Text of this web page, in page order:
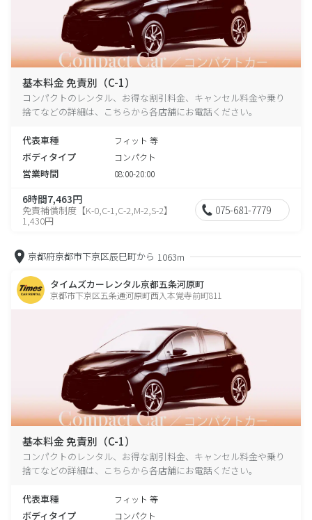
基本料金 免責別（C-1）
コンパクトのレンタル、お得な割引料金、キャンセル料金や乗り
捨てなどの詳細は、こちらから各店舗にお電話ください。
代表車種 フィット 等
ボディタイプ コンパクト
営業時間 08:00-20:00
6時間7,463円
免責補償制度【K-0,C-1,C-2,M-2,S-2】
1,430円
075-681-7779
京都府京都市下京区辰巳町から 1063m
タイムズカーレンタル京都五条河原町
京都市下京区五条通河原町西入本覚寺前町811
基本料金 免責別（C-1）
コンパクトのレンタル、お得な割引料金、キャンセル料金や乗り
捨てなどの詳細は、こちらから各店舗にお電話ください。
代表車種 フィット 等
ボディタイプ コンパクト